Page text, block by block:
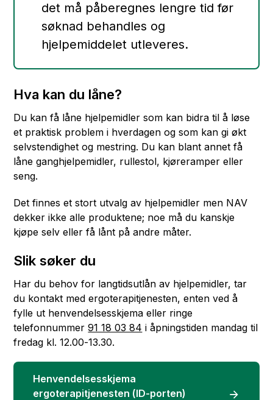
det må påberegnes lengre tid før
søknad behandles og
hjelpemiddelet utleveres.
Hva kan du låne?
Du kan få låne hjelpemidler som kan bidra til å løse
et praktisk problem i hverdagen og som kan gi økt
selvstendighet og mestring. Du kan blant annet få
låne ganghjelpemidler, rullestol, kjøreramper eller
seng.
Det finnes et stort utvalg av hjelpemidler men NAV
dekker ikke alle produktene; noe må du kanskje
kjøpe selv eller få lånt på andre måter.
Slik søker du
Har du behov for langtidsutlån av hjelpemidler, tar
du kontakt med ergoterapitjenesten, enten ved å
fylle ut henvendelsesskjema eller ringe
telefonnummer91 18 03 84 i åpningstiden mandag til
fredag kl. 12.00-13.30.
Henvendelsesskjema
ergoterapitjenesten (ID-porten)